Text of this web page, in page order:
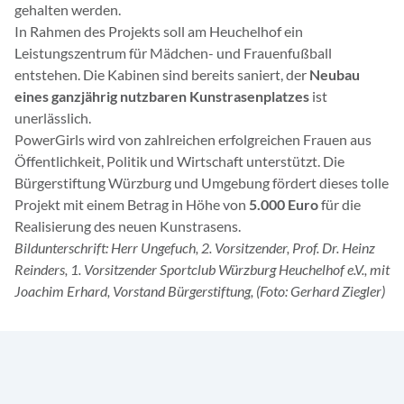
gehalten werden.
In Rahmen des Projekts soll am Heuchelhof ein
Leistungszentrum für Mädchen- und Frauenfußball
entstehen. Die Kabinen sind bereits saniert, der Neubau
eines ganzjährig nutzbaren Kunstrasenplatzes ist
unerlässlich.
PowerGirls wird von zahlreichen erfolgreichen Frauen aus
Öffentlichkeit, Politik und Wirtschaft unterstützt. Die
Bürgerstiftung Würzburg und Umgebung fördert dieses tolle
Projekt mit einem Betrag in Höhe von 5.000 Eurofür die
Realisierung des neuen Kunstrasens.
Bildunterschrift: Herr Ungefuch, 2. Vorsitzender, Prof. Dr. Heinz
Reinders, 1. Vorsitzender Sportclub Würzburg Heuchelhof e.V., mit
Joachim Erhard, Vorstand Bürgerstiftung, (Foto: Gerhard Ziegler)